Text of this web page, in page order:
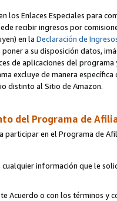
los Enlaces Especiales para
recibir ingresos por
en la Declaración de
a su disposición datos,
de aplicaciones del
excluye de manera
distinto al Sitio de Amazon.
del Programa de
participar en el Programa de
información que le
Acuerdo o con los términos